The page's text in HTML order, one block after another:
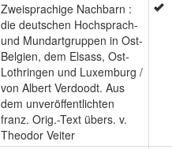
Zweisprachige Nachbarn :
die deutschen Hochsprach-
und Mundartgruppen in Ost-
Belgien, dem Elsass, Ost-
Lothringen und Luxemburg /
von Albert Verdoodt. Aus
dem unveröffentlichten
franz. Orig.-Text übers. v.
Theodor Veiter